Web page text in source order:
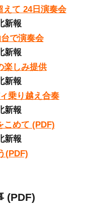
えて 24日演奏会
新報
で演奏会
新報
楽しみ提供
新報
乗り越え合奏
新報
こめて (PDF)
新報
(PDF)
(PDF)